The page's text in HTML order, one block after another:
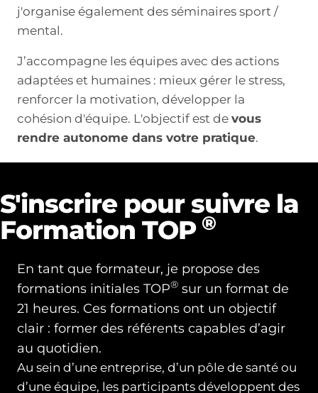
j'organise également des séminaires sport /
mental.
J’accompagne les équipes avec des actions
adaptées et humaines : mieux gérer le stress,
renforcer la motivation, développer la
cohésion d'équipe. L'objectif est de vous
rendre autonome dans votre pratique.
S'inscrire pour suivre la
Formation TOP ®
En tant que formateur, je propose des
formations initiales TOP® sur un format de
21 heures. Ces formations ont un objectif
clair : former des référents capables d’agir
au quotidien.
Au sein d’une entreprise, d’un pôle de santé ou
d’une équipe, les participants développent des